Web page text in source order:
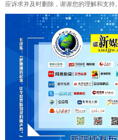
应诉求并及时删除，谢谢您的理解和支持。